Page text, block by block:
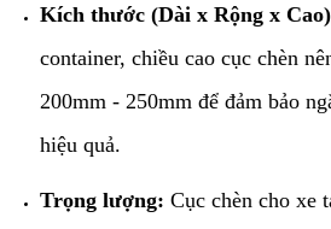
Kích thước (Dài x Rộng x
container, chiều cao cục chèn
200mm - 250mm để đảm bảo
hiệu quả.
Trọng lượng: Cục chèn cho xe